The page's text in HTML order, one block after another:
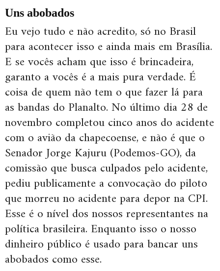
Uns abobados
Eu vejo tudo e não acredito, só no Brasil
para acontecer isso e ainda mais em Brasília.
E se vocês acham que isso é brincadeira,
garanto a vocês é a mais pura verdade. É
coisa de quem não tem o que fazer lá para
as bandas do Planalto. No último dia 28 de
novembro completou cinco anos do acidente
com o avião da chapecoense, e não é que o
Senador Jorge Kajuru (Podemos-GO), da
comissão que busca culpados pelo acidente,
pediu publicamente a convocação do piloto
que morreu no acidente para depor na CPI.
Esse é o nível dos nossos representantes na
política brasileira. Enquanto isso o nosso
dinheiro público é usado para bancar uns
abobados como esse.